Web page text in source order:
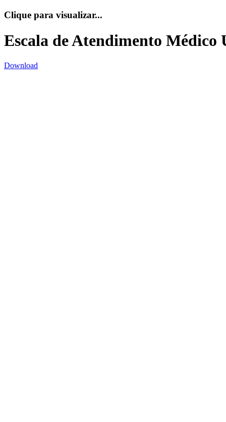
Clique para visualizar...
Escala de Atendimento Médico
Download